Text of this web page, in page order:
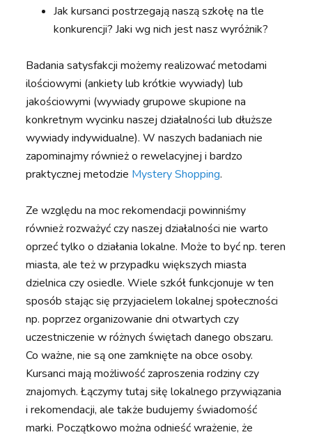
Jak kursanci postrzegają naszą szkołę na tle
konkurencji? Jaki wg nich jest nasz wyróżnik?
Badania satysfakcji możemy realizować metodami
ilościowymi (ankiety lub krótkie wywiady) lub
jakościowymi (wywiady grupowe skupione na
konkretnym wycinku naszej działalności lub dłuższe
wywiady indywidualne). W naszych badaniach nie
zapominajmy również o rewelacyjnej i bardzo
praktycznej metodzie Mystery Shopping.
Ze względu na moc rekomendacji powinniśmy
również rozważyć czy naszej działalności nie warto
oprzeć tylko o działania lokalne. Może to być np. teren
miasta, ale też w przypadku większych miasta
dzielnica czy osiedle. Wiele szkół funkcjonuje w ten
sposób stając się przyjacielem lokalnej społeczności
np. poprzez organizowanie dni otwartych czy
uczestniczenie w różnych świętach danego obszaru.
Co ważne, nie są one zamknięte na obce osoby.
Kursanci mają możliwość zaproszenia rodziny czy
znajomych. Łączymy tutaj siłę lokalnego przywiązania
i rekomendacji, ale także budujemy świadomość
marki. Początkowo można odnieść wrażenie, że